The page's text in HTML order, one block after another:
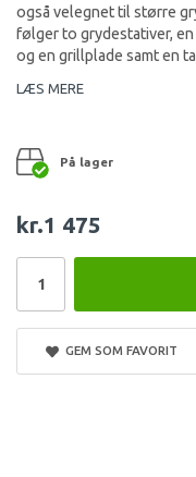
også velegnet til større
følger to grydestativer,
og en grillplade samt en
LÆS MERE
På lager
kr.1 475
GEM SOM FAVORIT